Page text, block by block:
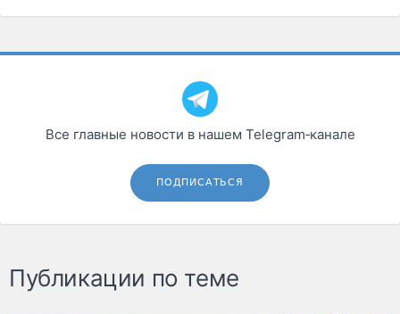
Все главные новости в нашем Telegram‑канале
ПОДПИСАТЬСЯ
Публикации по теме